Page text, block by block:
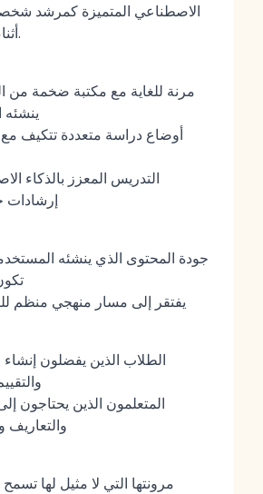
الاصطناعي المتميزة كمرشد
أثناء حل المشكلات.
مرنة للغاية مع مكتبة ضخمة من
أوضاع دراسة متعددة تتكيف مع
التدريس المعزز بالذكاء
جودة المحتوى الذي ينشئه
يفتقر إلى مسار منهجي منظم
الطلاب الذين يفضلون إنشاء
المتعلمون الذين يحتاجون
مرونتها التي لا مثيل لها